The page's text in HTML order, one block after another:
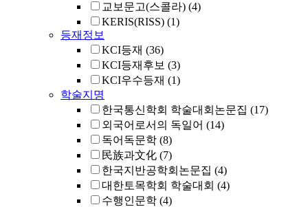
교보문고(스콜라) (4)
KERIS(RISS) (1)
등재정보
KCI등재 (36)
KCI등재후보 (3)
KCI우수등재 (1)
학술지명
한국통신학회 학술대회논문집 (17)
외국어로서의 독일어 (14)
독어독문학 (8)
民族과文化 (7)
한국지반공학회논문집 (4)
대한토목학회 학술대회 (4)
수행인문학 (4)